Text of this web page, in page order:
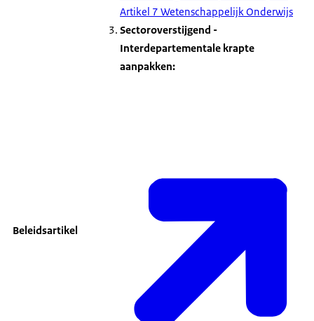
Beleidsartikel
Artikel 7 Wetenschappelijk Onderwijs
Sectoroverstijgend -
Interdepartementale krapte
aanpakken: